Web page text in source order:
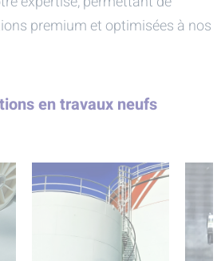
premium et optimisées à nos
en travaux neufs